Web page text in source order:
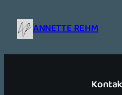
Inhalt
springen ANNETTE REHM